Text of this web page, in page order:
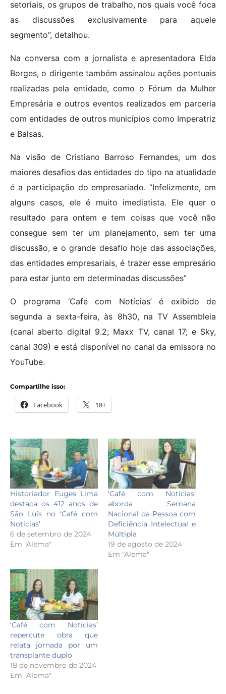
setoriais, os grupos de trabalho, nos quais você foca
as discussões exclusivamente para aquele
segmento”, detalhou.
Na conversa com a jornalista e apresentadora Elda
Borges, o dirigente também assinalou ações pontuais
realizadas pela entidade, como o Fórum da Mulher
Empresária e outros eventos realizados em parceria
com entidades de outros municípios como Imperatriz
e Balsas.
Na visão de Cristiano Barroso Fernandes, um dos
maiores desafios das entidades do tipo na atualidade
é a participação do empresariado. “Infelizmente, em
alguns casos, ele é muito imediatista. Ele quer o
resultado para ontem e tem coisas que você não
consegue sem ter um planejamento, sem ter uma
discussão, e o grande desafio hoje das associações,
das entidades empresariais, é trazer esse empresário
para estar junto em determinadas discussões”
O programa ‘Café com Notícias’ é exibido de
segunda a sexta-feira, às 8h30, na TV Assembleia
(canal aberto digital 9.2; Maxx TV, canal 17; e Sky,
canal 309) e está disponível no canal da emissora no
YouTube.
Compartilhe isso:
Facebook 18+
Historiador Euges Lima
destaca os 412 anos de
São Luís no ‘Café com
Notícias’
6 de setembro de 2024
Em "Alema"
‘Café com Notícias’
aborda Semana
Nacional da Pessoa com
Deficiência Intelectual e
Múltipla
19 de agosto de 2024
Em "Alema"
‘Café com Notícias’
repercute obra que
relata jornada por um
transplante duplo
18 de novembro de 2024
Em "Alema"